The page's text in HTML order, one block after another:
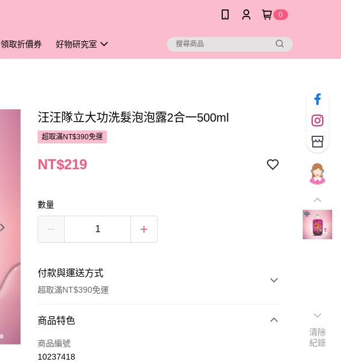
0
領取折價券 好物研究室
汪汪隊立大功洗髮泡泡露2合一500ml
超取滿NT$390免運
NT$219
數量
付款與運送方式
超取滿NT$390免運
付款方式
POYA支付
商品特色
商品編號
10237418
清除
紀錄